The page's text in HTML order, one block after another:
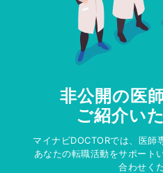
非公開の医
ご紹介い
マイナビDOCTORでは、医師
あなたの転職活動をサポート
合わせく